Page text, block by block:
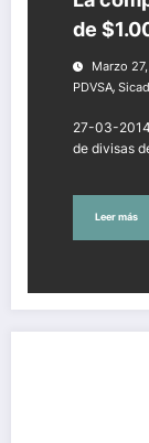
de
Marzo
PDVSA, Sicad
27-03-2014
de divisas
Leer más